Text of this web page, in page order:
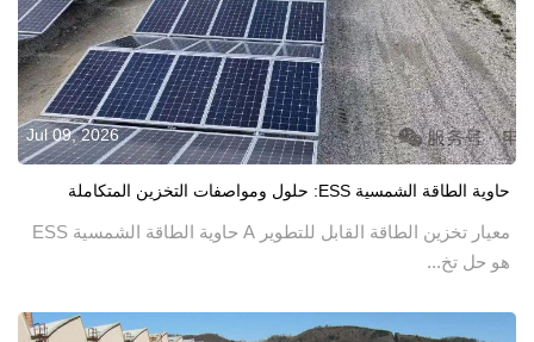
Jul 09, 2026
حاوية الطاقة الشمسية ESS: حلول ومواصفات التخزين المتكاملة
معيار تخزين الطاقة القابل للتطوير A حاوية الطاقة الشمسية ESS
هو حل تخ...